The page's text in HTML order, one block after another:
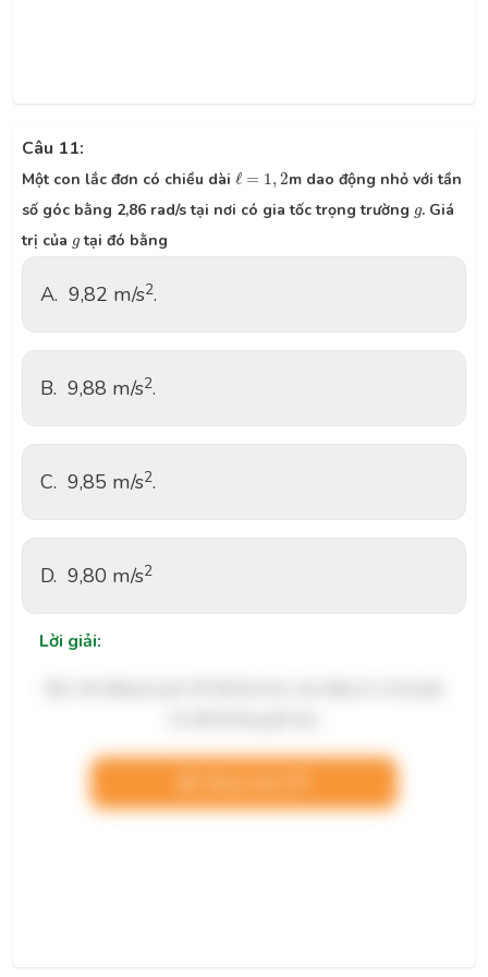
Câu 11:
Một con lắc đơn có chiều dài ℓ = 1, 2
ℓ =1 ,2
m dao động nhỏ với tần
số góc bằng 2,86 rad/s tại nơi có gia tốc trọng trường g
g. Giá
trị của g
gtại đó bằng
A. 9,82 m/s2.
B. 9,88 m/s2.
C. 9,85 m/s2.
D. 9,80 m/s2
Lời giải: